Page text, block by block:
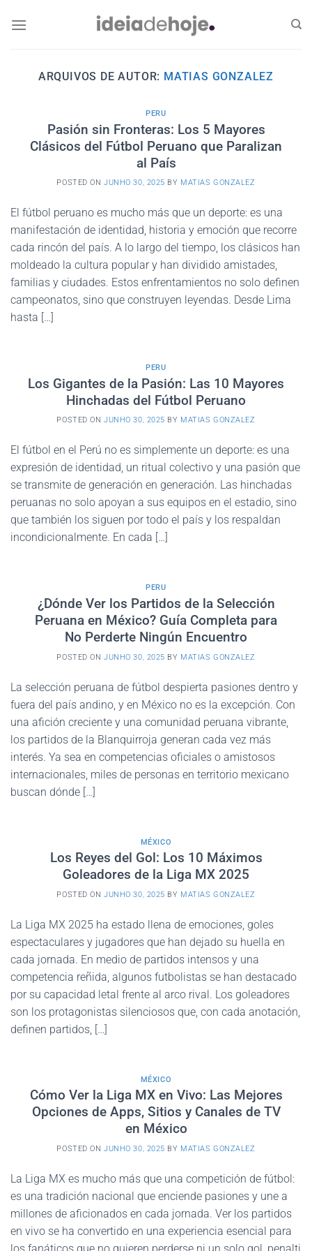
ARQUIVOS DE AUTOR: MATIAS GONZALEZ
PERU
Pasión sin Fronteras: Los 5 Mayores
Clásicos del Fútbol Peruano que Paralizan
al País
POSTED ONJUNHO 30, 2025 BY MATIAS GONZALEZ
El fútbol peruano es mucho más que un deporte: es una
manifestación de identidad, historia y emoción que recorre
cada rincón del país. A lo largo del tiempo, los clásicos han
moldeado la cultura popular y han dividido amistades,
familias y ciudades. Estos enfrentamientos no solo definen
campeonatos, sino que construyen leyendas. Desde Lima
hasta […]
PERU
Los Gigantes de la Pasión: Las 10 Mayores
Hinchadas del Fútbol Peruano
POSTED ONJUNHO 30, 2025 BY MATIAS GONZALEZ
El fútbol en el Perú no es simplemente un deporte: es una
expresión de identidad, un ritual colectivo y una pasión que
se transmite de generación en generación. Las hinchadas
peruanas no solo apoyan a sus equipos en el estadio, sino
que también los siguen por todo el país y los respaldan
incondicionalmente. En cada […]
PERU
¿Dónde Ver los Partidos de la Selección
Peruana en México? Guía Completa para
No Perderte Ningún Encuentro
POSTED ONJUNHO 30, 2025 BY MATIAS GONZALEZ
La selección peruana de fútbol despierta pasiones dentro y
fuera del país andino, y en México no es la excepción. Con
una afición creciente y una comunidad peruana vibrante,
los partidos de la Blanquirroja generan cada vez más
interés. Ya sea en competencias oficiales o amistosos
internacionales, miles de personas en territorio mexicano
buscan dónde […]
MÉXICO
Los Reyes del Gol: Los 10 Máximos
Goleadores de la Liga MX 2025
POSTED ONJUNHO 30, 2025 BY MATIAS GONZALEZ
La Liga MX 2025 ha estado llena de emociones, goles
espectaculares y jugadores que han dejado su huella en
cada jornada. En medio de partidos intensos y una
competencia reñida, algunos futbolistas se han destacado
por su capacidad letal frente al arco rival. Los goleadores
son los protagonistas silenciosos que, con cada anotación,
definen partidos, […]
MÉXICO
Cómo Ver la Liga MX en Vivo: Las Mejores
Opciones de Apps, Sitios y Canales de TV
en México
POSTED ONJUNHO 30, 2025 BY MATIAS GONZALEZ
La Liga MX es mucho más que una competición de fútbol:
es una tradición nacional que enciende pasiones y une a
millones de aficionados en cada jornada. Ver los partidos
en vivo se ha convertido en una experiencia esencial para